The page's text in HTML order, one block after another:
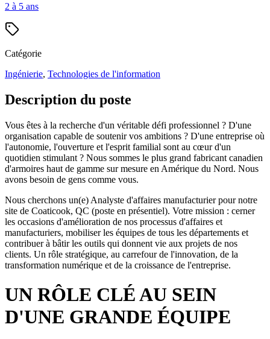
2 à 5 ans
Catégorie
Ingénierie, Technologies de l'information
Description du poste
Vous êtes à la recherche d'un véritable défi professionnel ? D'une
organisation capable de soutenir vos ambitions ? D'une entreprise où
l'autonomie, l'ouverture et l'esprit familial sont au cœur d'un
quotidien stimulant ? Nous sommes le plus grand fabricant canadien
d'armoires haut de gamme sur mesure en Amérique du Nord. Nous
avons besoin de gens comme vous.
Nous cherchons un(e) Analyste d'affaires manufacturier pour notre
site de Coaticook, QC (poste en présentiel). Votre mission : cerner
les occasions d'amélioration de nos processus d'affaires et
manufacturiers, mobiliser les équipes de tous les départements et
contribuer à bâtir les outils qui donnent vie aux projets de nos
clients. Un rôle stratégique, au carrefour de l'innovation, de la
transformation numérique et de la croissance de l'entreprise.
UN RÔLE CLÉ AU SEIN
D'UNE GRANDE ÉQUIPE